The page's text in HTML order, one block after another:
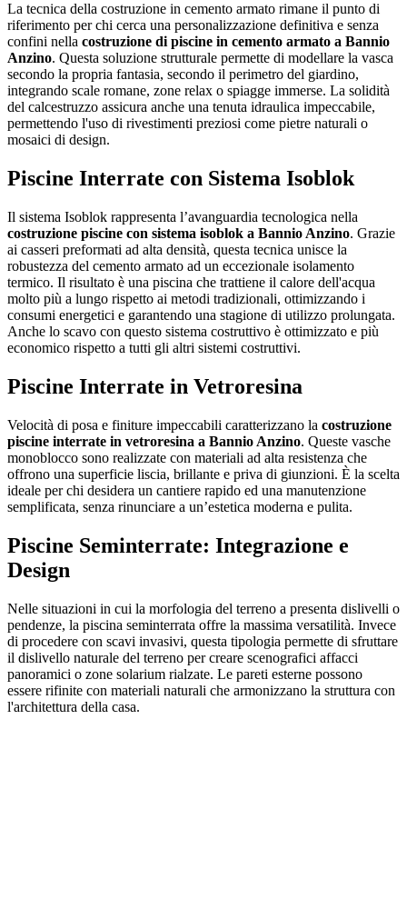
La tecnica della costruzione in cemento armato rimane il punto di
riferimento per chi cerca una personalizzazione definitiva e senza
confini nella costruzione di piscine in cemento armato a Bannio
Anzino. Questa soluzione strutturale permette di modellare la vasca
secondo la propria fantasia, secondo il perimetro del giardino,
integrando scale romane, zone relax o spiagge immerse. La solidità
del calcestruzzo assicura anche una tenuta idraulica impeccabile,
permettendo l'uso di rivestimenti preziosi come pietre naturali o
mosaici di design.
Piscine Interrate con Sistema Isoblok
Il sistema Isoblok rappresenta l’avanguardia tecnologica nella
costruzione piscine con sistema isoblok a Bannio Anzino. Grazie
ai casseri preformati ad alta densità, questa tecnica unisce la
robustezza del cemento armato ad un eccezionale isolamento
termico. Il risultato è una piscina che trattiene il calore dell'acqua
molto più a lungo rispetto ai metodi tradizionali, ottimizzando i
consumi energetici e garantendo una stagione di utilizzo prolungata.
Anche lo scavo con questo sistema costruttivo è ottimizzato e più
economico rispetto a tutti gli altri sistemi costruttivi.
Piscine Interrate in Vetroresina
Velocità di posa e finiture impeccabili caratterizzano la costruzione
piscine interrate in vetroresina a Bannio Anzino. Queste vasche
monoblocco sono realizzate con materiali ad alta resistenza che
offrono una superficie liscia, brillante e priva di giunzioni. È la scelta
ideale per chi desidera un cantiere rapido ed una manutenzione
semplificata, senza rinunciare a un’estetica moderna e pulita.
Piscine Seminterrate: Integrazione e
Design
Nelle situazioni in cui la morfologia del terreno a presenta dislivelli o
pendenze, la piscina seminterrata offre la massima versatilità. Invece
di procedere con scavi invasivi, questa tipologia permette di sfruttare
il dislivello naturale del terreno per creare scenografici affacci
panoramici o zone solarium rialzate. Le pareti esterne possono
essere rifinite con materiali naturali che armonizzano la struttura con
l'architettura della casa.